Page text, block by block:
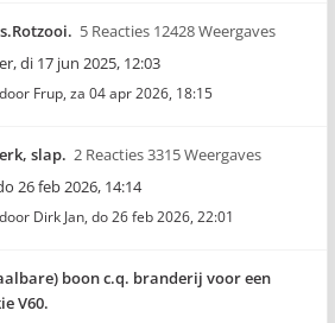
5 Reacties 12428 Weergaves
,di 17 jun 2025, 12:03
Frup, za 04 apr 2026, 18:15
slap. 2 Reacties 3315 Weergaves
26 feb 2026, 14:14
Dirk Jan, do 26 feb 2026, 22:01
boon c.q. branderij voor een
V60.